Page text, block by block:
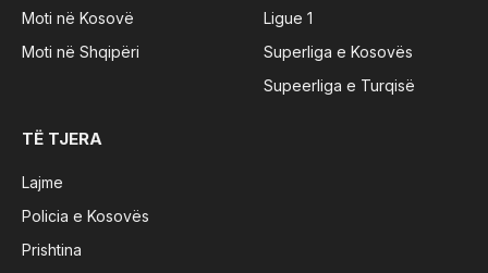
Moti në Kosovë
Moti në Shqipëri
Ligue 1
Superliga e Kosovës
Supeerliga e Turqisë
TË TJERA
Lajme
Policia e Kosovës
Prishtina